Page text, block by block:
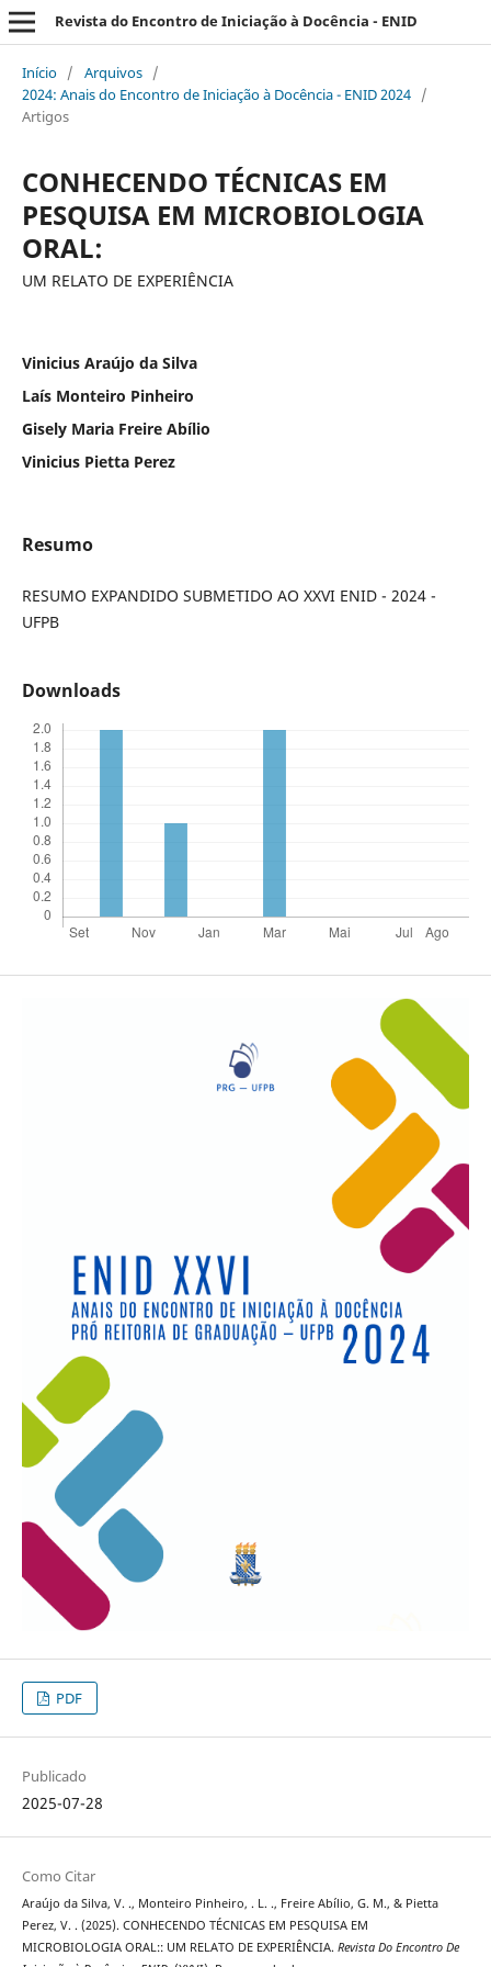
Revista do Encontro de Iniciação à Docência - ENID
Início / Arquivos /
2024: Anais do Encontro de Iniciação à Docência - ENID 2024 /
Artigos
CONHECENDO TÉCNICAS EM
PESQUISA EM MICROBIOLOGIA
ORAL:
UM RELATO DE EXPERIÊNCIA
Vinicius Araújo da Silva
Laís Monteiro Pinheiro
Gisely Maria Freire Abílio
Vinicius Pietta Perez
Resumo
RESUMO EXPANDIDO SUBMETIDO AO XXVI ENID - 2024 -
UFPB
Downloads
PDF
Publicado
2025-07-28
Como Citar
Araújo da Silva, V. ., Monteiro Pinheiro, . L. ., Freire Abílio, G. M., & Pietta
Perez, V. . (2025). CONHECENDO TÉCNICAS EM PESQUISA EM
MICROBIOLOGIA ORAL:: UM RELATO DE EXPERIÊNCIA. Revista Do Encontro De